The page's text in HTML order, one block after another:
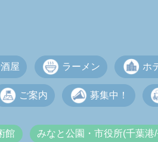
屋 ラーメン ホ
ご案内 募集中！
館 みなと公園・市役所(千葉港